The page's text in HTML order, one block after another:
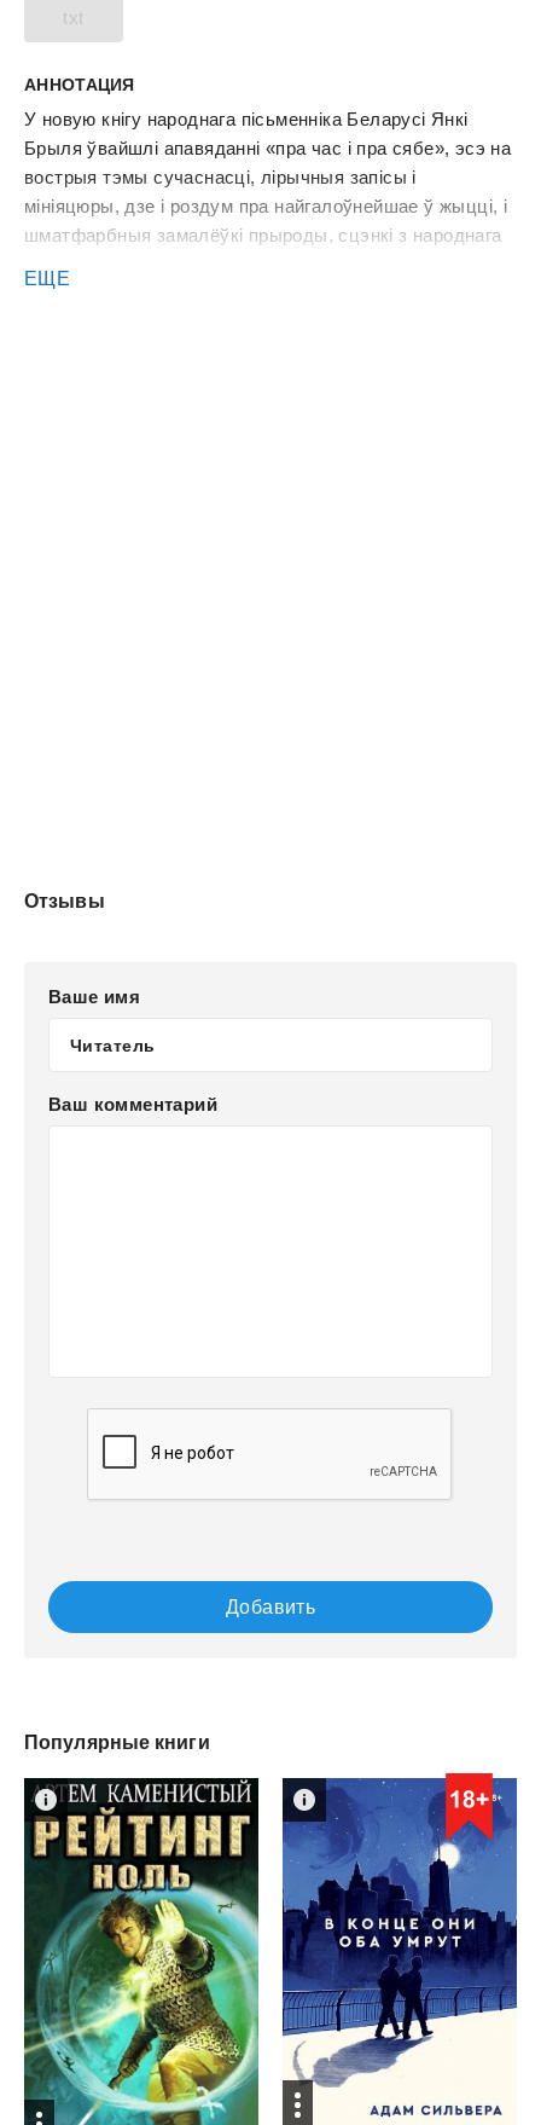
txt
АННОТАЦИЯ
У новую кнігу народнага пісьменніка Беларусі Янкі
Брыля ўвайшлі апавяданні «пра час i пра сябе», эсэ на
вострыя тэмы сучаснасці, лірычныя запісы i
мініяцюры, дзе i роздум пра найгалоўнейшае ў жыцці, i
шматфарбныя замалёўкі прыроды, сцэнкі з народнага
ЕЩЕ
Отзывы
Ваше имя
Ваш комментарий
Добавить
Популярные книги